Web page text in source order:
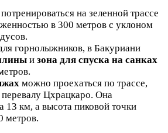
на зеленной трассе
в 300 метров с уклоном
горнолыжников, в Бакуриани
и зона для спуска на санках
можно проехаться по трассе,
Цхрацкаро. Она
13 км, а высота пиковой точки
метров.